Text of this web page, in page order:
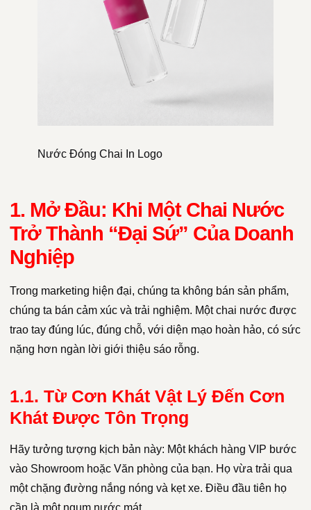
Nước Đóng Chai In Logo
1. Mở Đầu: Khi Một Chai Nước
Trở Thành “Đại Sứ” Của Doanh
Nghiệp
Trong marketing hiện đại, chúng ta không bán sản phẩm,
chúng ta bán cảm xúc và trải nghiệm. Một chai nước được
trao tay đúng lúc, đúng chỗ, với diện mạo hoàn hảo, có sức
nặng hơn ngàn lời giới thiệu sáo rỗng.
1.1. Từ Cơn Khát Vật Lý Đến Cơn
Khát Được Tôn Trọng
Hãy tưởng tượng kịch bản này: Một khách hàng VIP bước
vào Showroom hoặc Văn phòng của bạn. Họ vừa trải qua
một chặng đường nắng nóng và kẹt xe. Điều đầu tiên họ
cần là một ngụm nước mát.